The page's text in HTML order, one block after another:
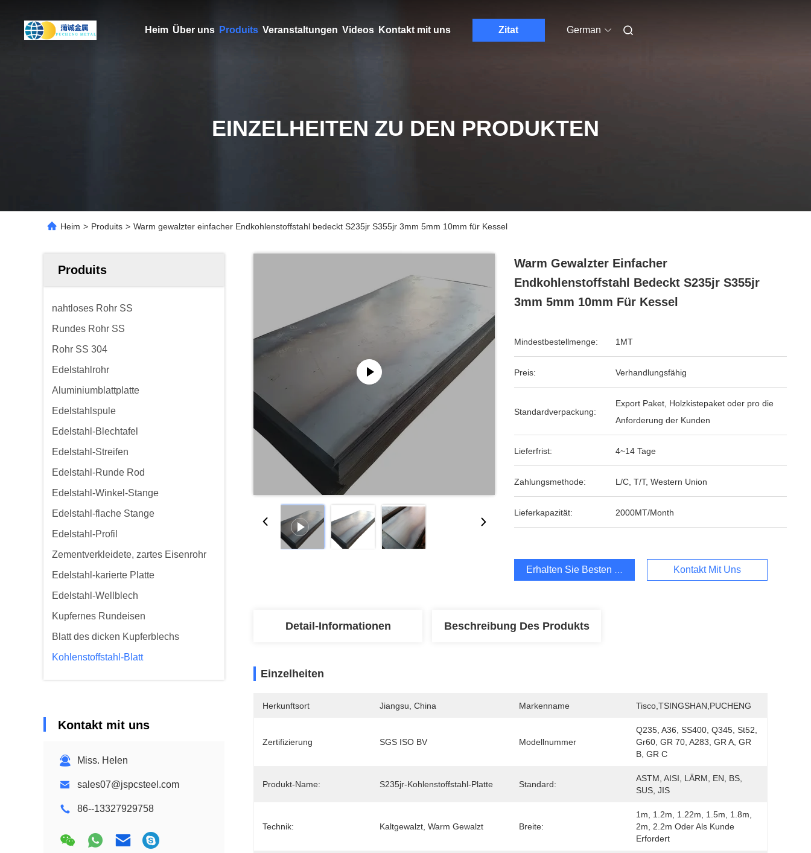
Heim Über uns Produits Veranstaltungen Videos Kontakt mit uns Zitat German
EINZELHEITEN ZU DEN PRODUKTEN
Heim > Produits > Warm gewalzter einfacher Endkohlenstoffstahl bedeckt S235jr S355jr 3mm 5mm 10mm für Kessel
Produits
nahtloses Rohr SS
Rundes Rohr SS
Rohr SS 304
Edelstahlrohr
Aluminiumblattplatte
Edelstahlspule
Edelstahl-Blechtafel
Edelstahl-Streifen
Edelstahl-Runde Rod
Edelstahl-Winkel-Stange
Edelstahl-flache Stange
Edelstahl-Profil
Zementverkleidete, zartes Eisenrohr
Edelstahl-karierte Platte
Edelstahl-Wellblech
Kupfernes Rundeisen
Blatt des dicken Kupferblechs
Kohlenstoffstahl-Blatt
Kontakt mit uns
Miss. Helen
sales07@jspcsteel.com
86--13327929758
Warm Gewalzter Einfacher
Endkohlenstoffstahl Bedeckt S235jr S355jr
3mm 5mm 10mm Für Kessel
Mindestbestellmenge: 1MT
Preis: Verhandlungsfähig
Standardverpackung:
Export Paket, Holzkistepaket oder pro die
Anforderung der Kunden
Lieferfrist: 4~14 Tage
Zahlungsmethode: L/C, T/T, Western Union
Lieferkapazität: 2000MT/Month
Erhalten Sie Besten Preis Kontakt Mit Uns
Detail-Informationen Beschreibung Des Produkts
Einzelheiten
Herkunftsort Jiangsu, China Markenname Tisco,TSINGSHAN,PUCHENG
Zertifizierung SGS ISO BV Modellnummer
Q235, A36, SS400, Q345, St52,
Gr60, GR 70, A283, GR A, GR
B, GR C
Produkt-Name: S235jr-Kohlenstoffstahl-Platte Standard:
ASTM, AISI, LÄRM, EN, BS,
SUS, JIS
Technik: Kaltgewalzt, Warm Gewalzt Breite:
1m, 1.2m, 1.22m, 1.5m, 1.8m,
2m, 2.2m Oder Als Kunde
Erfordert